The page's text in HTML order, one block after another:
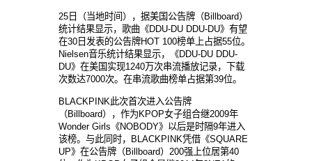
25日（当地时间），据美国公告牌（Billboard）
统计结果显示，歌曲《DDU-DU DDU-DU》有望
在30日发表的公告牌HOT 100榜单上占据55位。
Nielsen音乐统计结果显示，《DDU-DU DDU-
DU》在美国实现1240万次串流播放记录，下载
次数达7000次。在串流歌曲榜单占据第39位。
BLACKPINK此次首次进入公告牌
（Billboard），作为KPOP女子组合继2009年
Wonder Girls《NOBODY》以后是时隔9年进入
该榜。与此同时，BLACKPINK凭借《SQUARE
UP》在公告牌（Billboard）200强上位居第40